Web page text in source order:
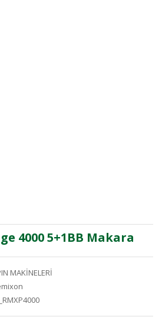
4000 5+1BB Makara
MAKİNELERİ